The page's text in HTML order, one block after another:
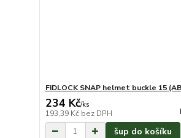
FIDLOCK SNAP helmet buckle 15
234 Kč/ks
193,39 Kč bez DPH
šup do košíku